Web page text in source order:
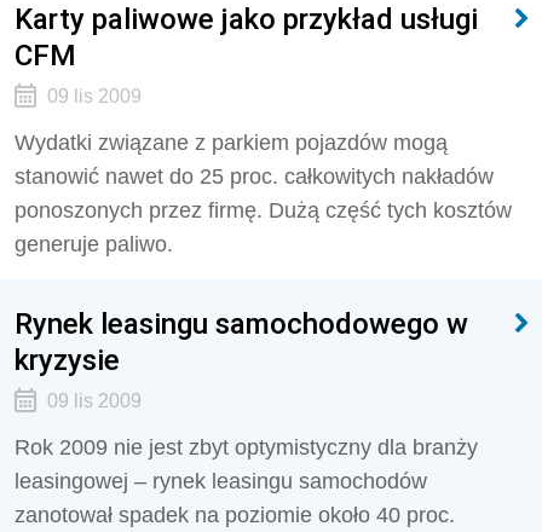
Karty paliwowe jako przykład usługi
CFM
09 lis 2009
Wydatki związane z parkiem pojazdów mogą
stanowić nawet do 25 proc. całkowitych nakładów
ponoszonych przez firmę. Dużą część tych kosztów
generuje paliwo.
Rynek leasingu samochodowego w
kryzysie
09 lis 2009
Rok 2009 nie jest zbyt optymistyczny dla branży
leasingowej – rynek leasingu samochodów
zanotował spadek na poziomie około 40 proc.